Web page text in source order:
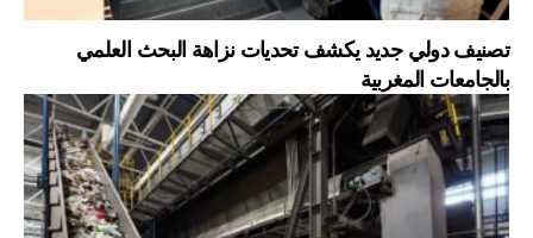
تصنيف دولي جديد يكشف تحديات نزاهة البحث العلمي
بالجامعات المغربية